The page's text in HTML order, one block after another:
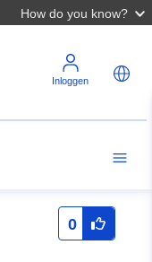
How do you know?
Inloggen
0